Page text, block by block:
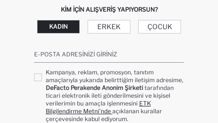
KIM IÇIN ALIŞVERIŞ YAPIYORSUN?
KADIN ERKEK ÇOCUK
E-POSTA ADRESINIZI GIRINIZ
Kampanya, reklam, promosyon, tanıtım
amaçlarıyla yukarıda belirttiğim iletişim adresime,
DeFacto Perakende Anonim Şirketi tarafından
ticari elektronik ileti gönderilmesini ve kişisel
verilerimin bu amaçla işlenmesini ETK
Bilgilendirme Metni’nde açıklanan kurallar
çerçevesinde kabul ediyorum.